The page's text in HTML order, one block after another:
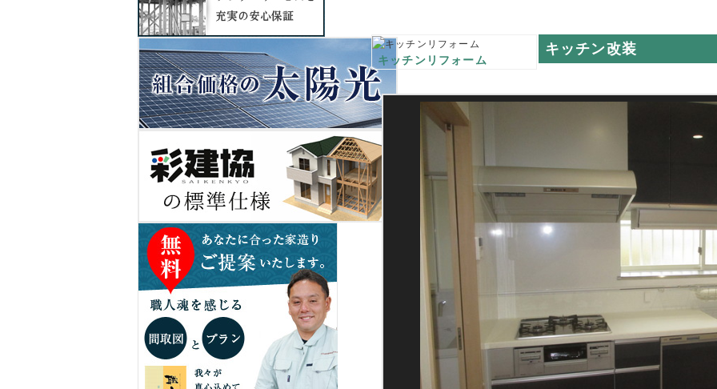
キッチンリフォーム
キッチン改装